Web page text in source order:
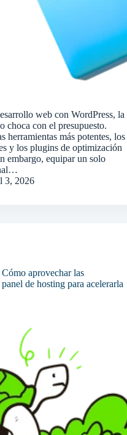
web con WordPress, la
choca con el presupuesto.
herramientas más potentes, los
y los plugins de optimización
embargo, equipar un solo
3, 2026
aprovechar las
de hosting para acelerarla